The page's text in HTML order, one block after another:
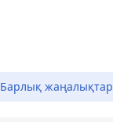
Барлық жаңалықтар